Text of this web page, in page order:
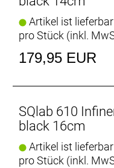
„Made in Germany“
ökologischer Sicht
Transportweg
Fertigung äußerst
Langlebigkeit sind
ausschlaggebend.
Artikel ist lieferbar
pro Stück (inkl.
179,95 EUR
SQlab 610
black 16cm
Artikel ist lieferbar
pro Stück (inkl.